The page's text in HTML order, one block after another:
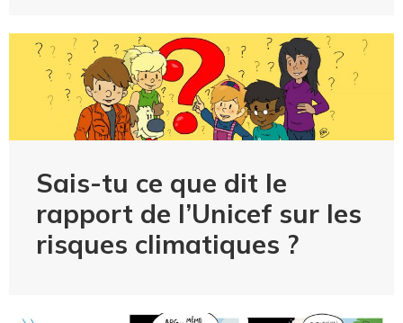
Sais-tu ce que dit le
rapport de l’Unicef sur les
risques climatiques ?